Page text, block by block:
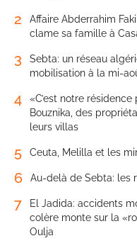
2
Affaire Abderrahim
clame sa famille à
3
Sebta: un réseau
mobilisation à la mi-
4
«C’est notre
Bouznika, des
leurs villas
5 Ceuta, Melilla et les
6 Au-delà de Sebta: les
7
El Jadida: accidents
colère monte sur la
Oulja